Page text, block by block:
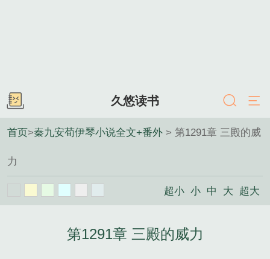
久悠读书
首页>秦九安荀伊琴小说全文+番外 > 第1291章 三殿的威
力
超小 小 中 大 超大
第1291章 三殿的威力